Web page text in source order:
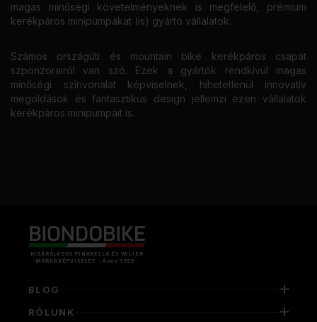
magas minőségi követelményeknek is megfelelő, prémium
kerékpáros minipumpákat (is) gyártó vállalatok.
Számos országúti és mountain bike kerékpáros csapat
szponzorairól van szó. Ezek a gyártók rendkívül magas
minőségi színvonalat képviselnek, hihetetlenül innovatív
megoldások és fantasztikus design jellemzi ezen vállalatok
kerékpáros minipumpáit is.
KIZÁRÓLAGOS PINARELLO ÉS WILIER
MÁRKAKÉPVISELET - Anno 1999 -
BLOG
RÓLUNK